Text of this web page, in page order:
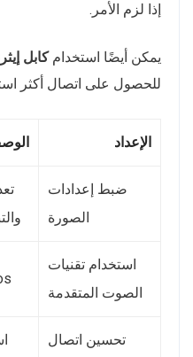
إذا لزم الأمر.
يمكن أيضًا استخدامكابل
للحصول على اتصال أكثر
الإعداد
ضبط إعدادات
الصورة
استخدام تقنيات
الصوت المتقدمة
تحسين اتصال